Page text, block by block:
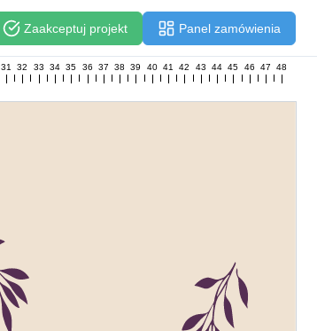
Zaakceptuj projekt Panel zamówienia
31 32 33 34 35 36 37 38 39 40 41 42 43 44 45 46 47 48